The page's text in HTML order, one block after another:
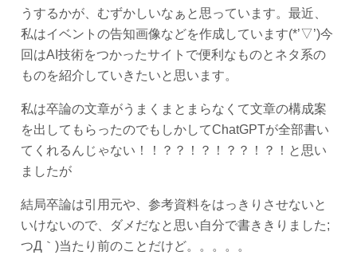
うするかが、むずかしいなぁと思っています。最近、
私はイベントの告知画像などを作成しています(*’▽’)今
回はAI技術をつかったサイトで便利なものとネタ系の
ものを紹介していきたいと思います。
私は卒論の文章がうまくまとまらなくて文章の構成案
を出してもらったのでもしかしてChatGPTが全部書い
てくれるんじゃない！！？？！？！？？！？！と思い
ましたが
結局卒論は引用元や、参考資料をはっきりさせないと
いけないので、ダメだなと思い自分で書ききりました;
つД｀)当たり前のことだけど。。。。。